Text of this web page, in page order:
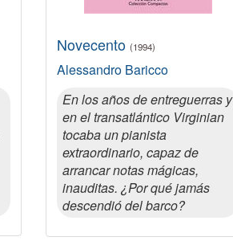
Novecento (1994)
Alessandro Baricco
En los años de entreguerras y
en el transatlántico Virginian
tocaba un pianista
extraordinario, capaz de
arrancar notas mágicas,
inauditas. ¿Por qué jamás
descendió del barco?